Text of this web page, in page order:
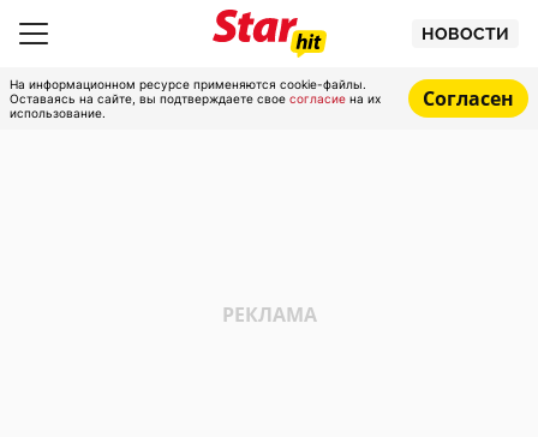
НОВОСТИ
На информационном ресурсе применяются cookie-файлы.
Оставаясь на сайте, вы подтверждаете свое согласие на их
использование.
Согласен